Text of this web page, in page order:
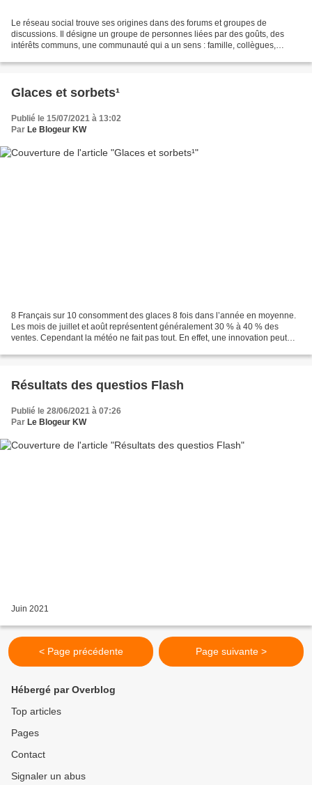
Le réseau social trouve ses origines dans des forums et groupes de
discussions. Il désigne un groupe de personnes liées par des goûts, des
intérêts communs, une communauté qui a un sens : famille, collègues,
Glaces et sorbets¹
Publié le 15/07/2021 à 13:02
Par Le Blogeur KW
8 Français sur 10 consomment des glaces 8 fois dans l’année en moyenne.
Les mois de juillet et août représentent généralement 30 % à 40 % des
ventes. Cependant la météo ne fait pas tout. En effet, une innovation peut
Résultats des questios Flash
Publié le 28/06/2021 à 07:26
Par Le Blogeur KW
Juin 2021
< Page précédente Page suivante >
Hébergé par Overblog
Top articles
Pages
Contact
Signaler un abus